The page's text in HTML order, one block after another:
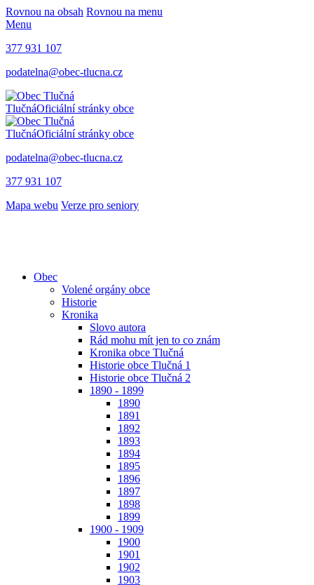
Rovnou na obsah Rovnou na menu
Menu
377 931 107
podatelna@obec-tlucna.cz
TlučnáOficiální stránky obce
TlučnáOficiální stránky obce
podatelna@obec-tlucna.cz
377 931 107
Mapa webu Verze pro seniory
Obec
Volené orgány obce
Historie
Kronika
Slovo autora
Rád mohu mít jen to co znám
Kronika obce Tlučná
Historie obce Tlučná 1
Historie obce Tlučná 2
1890 - 1899
1890
1891
1892
1893
1894
1895
1896
1897
1898
1899
1900 - 1909
1900
1901
1902
1903